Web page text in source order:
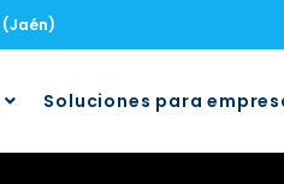
(Jaén)
Soluciones para